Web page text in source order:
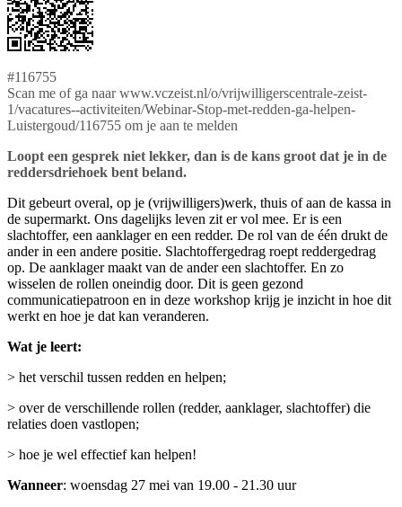
#116755
Scan me of ga naar www.vczeist.nl/o/vrijwilligerscentrale-zeist-
1/vacatures--activiteiten/Webinar-Stop-met-redden-ga-helpen-
Luistergoud/116755 om je aan te melden
Loopt een gesprek niet lekker, dan is de kans groot dat je in de
reddersdriehoek bent beland.
Dit gebeurt overal, op je (vrijwilligers)werk, thuis of aan de kassa in
de supermarkt. Ons dagelijks leven zit er vol mee. Er is een
slachtoffer, een aanklager en een redder. De rol van de één drukt de
ander in een andere positie. Slachtoffergedrag roept reddergedrag
op. De aanklager maakt van de ander een slachtoffer. En zo
wisselen de rollen oneindig door. Dit is geen gezond
communicatiepatroon en in deze workshop krijg je inzicht in hoe dit
werkt en hoe je dat kan veranderen.
Wat je leert:
> het verschil tussen redden en helpen;
> over de verschillende rollen (redder, aanklager, slachtoffer) die
relaties doen vastlopen;
> hoe je wel effectief kan helpen!
Wanneer: woensdag 27 mei van 19.00 - 21.30 uur